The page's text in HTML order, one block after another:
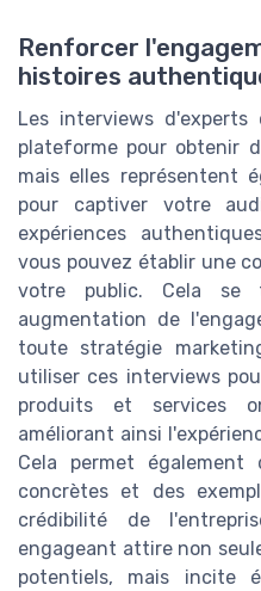
Renforcer
histoires
Les interviews
plateforme pour obtenir
mais elles représentent
pour captiver votre
expériences
vous pouvez établir une
votre public. Cela se
augmentation de
toute stratégie
utiliser ces interviews
produits et services
améliorant ainsi
Cela permet également
concrètes et des
crédibilité de
engageant attire non
potentiels, mais incite